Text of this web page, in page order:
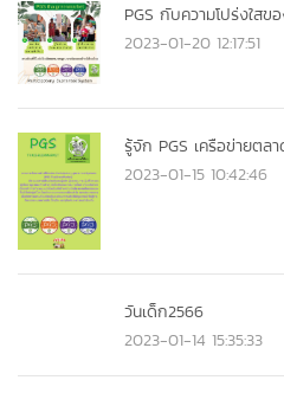
PGS กับความโปร่งใส
2023-01-20 12:17:51
รู้จัก PGS เครือข่ายตลา
2023-01-15 10:42:46
วันเด็ก2566
2023-01-14 15:35:33